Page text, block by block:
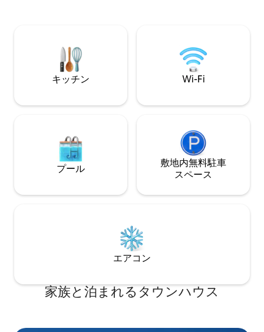
スの完璧な融合をお約束し、自宅のよう
な忘れられない宿泊先となります！ SVR
ださい。 サバン
パークからわずか
ます。
キッチン Wi-Fi
プール
敷地内無料駐⁠車
ス⁠ペ⁠ー⁠ス
エアコン
家族と泊まれるタウンハウス